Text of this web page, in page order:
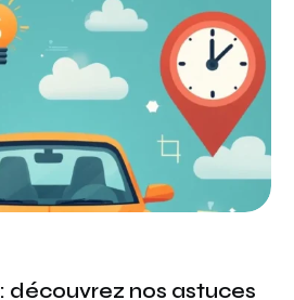
découvrez nos astuces